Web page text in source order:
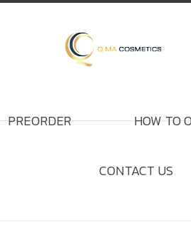
PREORDER HOW TO
CONTACT US